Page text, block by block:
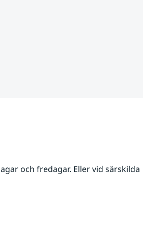
och fredagar. Eller vid särskilda